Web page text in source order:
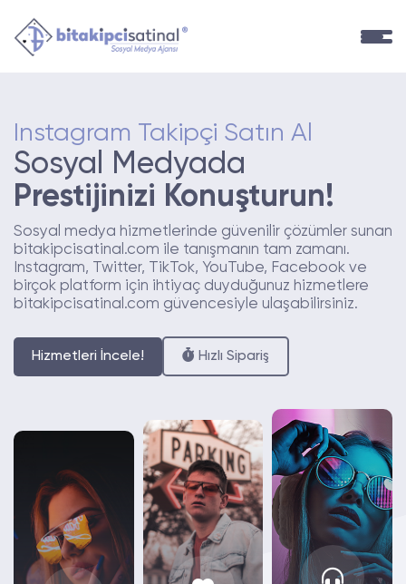
Instagram Takipçi Satın Al
Sosyal Medyada
Prestijinizi Konuşturun!
Sosyal medya hizmetlerinde güvenilir çözümler sunan
bitakipcisatinal.com ile tanışmanın tam zamanı.
Instagram, Twitter, TikTok, YouTube, Facebook ve
birçok platform için ihtiyaç duyduğunuz hizmetlere
bitakipcisatinal.com güvencesiyle ulaşabilirsiniz.
Hizmetleri İncele! Hızlı Sipariş